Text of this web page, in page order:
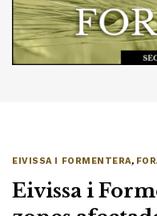
EIVISSA I FORMENTERA,
Eivissa i